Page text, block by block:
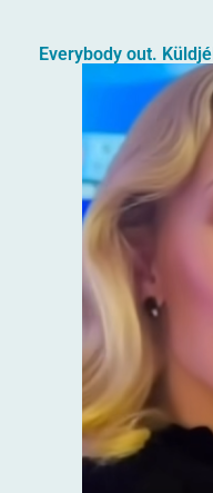
Everybody out. Küldjél